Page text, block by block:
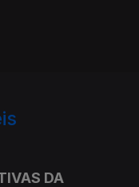
DA